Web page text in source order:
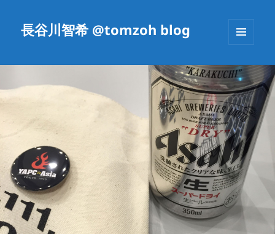
長谷川智希 @tomzoh blog
ィジェ
ット